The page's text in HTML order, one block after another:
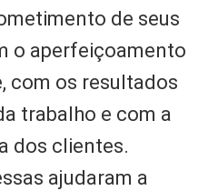
de seus
o aperfeiçoamento
com os resultados
trabalho e com a
dos clientes.
ajudaram a